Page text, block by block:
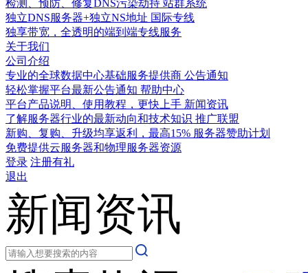
检测、预防、修复DNS污染劫持 站群系统
独立DNS服务器+独立NS地址 国际专线
独享带宽，全透明的端到端专线服务
关于我们
公司介绍
专业的全球数据中心基础服务提供商 公告通知
轻松掌握平台最新公告通知 帮助中心
平台产品说明、使用教程，更快上手 新闻资讯
了解服务器行业的最新动向和技术知识 推广联盟
新购、复购、升级均享返利，最高15% 服务器赞助计划
免费提供云服务器和物理服务器资源
登录 注册有礼
退出
新闻资讯